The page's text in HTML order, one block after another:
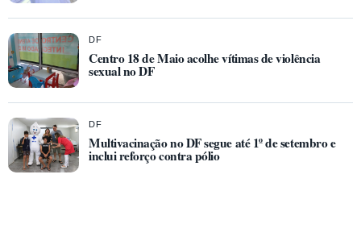
DF
Centro 18 de Maio acolhe vítimas de violência
sexual no DF
DF
Multivacinação no DF segue até 1º de setembro e
inclui reforço contra pólio